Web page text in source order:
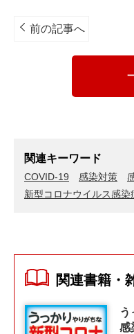
navigation
前の記事へ
関連キーワード
COVID-19 感染対策
新型コロナウイルス感染
関連書籍・
う
感